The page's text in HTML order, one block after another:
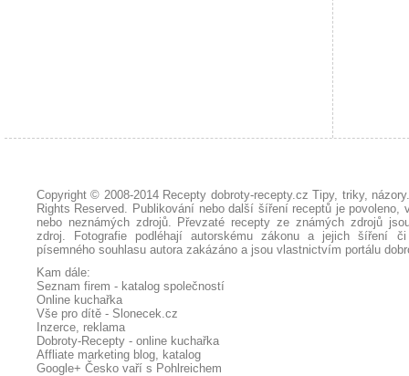
Copyright © 2008-2014 Recepty dobroty-recepty.cz Tipy, triky,
Rights Reserved. Publikování nebo další šíření receptů je povoleno,
nebo neznámých zdrojů. Převzaté recepty ze známých zdrojů
zdroj. Fotografie podléhají autorskému zákonu a jejich šíření
písemného souhlasu autora zakázáno a jsou vlastnictvím portálu
Kam dále:
Seznam firem - katalog společností
Online kuchařka
Vše pro dítě - Slonecek.cz
Inzerce, reklama
Dobroty-Recepty - online kuchařka
Affliate marketing blog, katalog
Google+ Česko vaří s Pohlreichem